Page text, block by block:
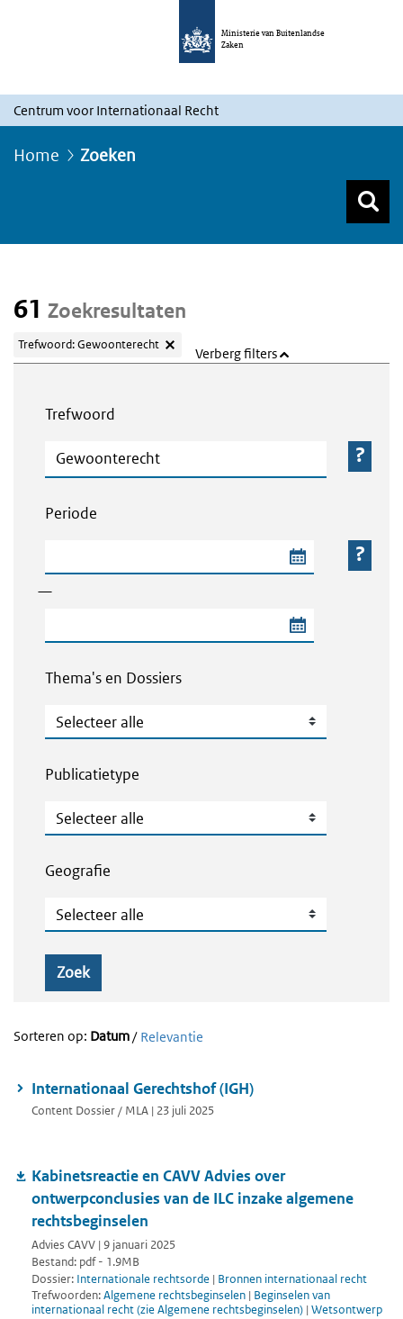
Ministerie van Buitenlandse
Zaken
Centrum voor Internationaal Recht
Home Zoeken
61 Zoekresultaten
Trefwoord: Gewoonterecht
Verberg filters
Trefwoord
Trefwoord
Periode
—
Thema's en Dossiers
Thema's en Dossiers
Publicatietype
Publicatietype
Geografie
Geografie
Zoek
Sorteren op: Datum/ Relevantie
Internationaal Gerechtshof (IGH)
Content Dossier / MLA | 23 juli 2025
Kabinetsreactie en CAVV Advies over
ontwerpconclusies van de ILC inzake algemene
rechtsbeginselen
Advies CAVV | 9 januari 2025
Bestand: pdf - 1.9MB
Dossier: Internationale rechtsorde | Bronnen internationaal recht
Trefwoorden:Algemene rechtsbeginselen | Beginselen van
internationaal recht (zie Algemene rechtsbeginselen) | Wetsontwerp